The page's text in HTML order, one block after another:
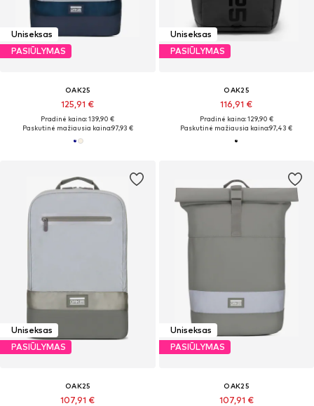
Uniseksas
PASIŪLYMAS
OAK25
125,91 €
Pradinė kaina: 139,90 €
Paskutinė mažiausia kaina:97,93 €
Uniseksas
PASIŪLYMAS
OAK25
116,91 €
Pradinė kaina: 129,90 €
Paskutinė mažiausia kaina:97,43 €
Uniseksas
PASIŪLYMAS
OAK25
107,91 €
Uniseksas
PASIŪLYMAS
OAK25
107,91 €